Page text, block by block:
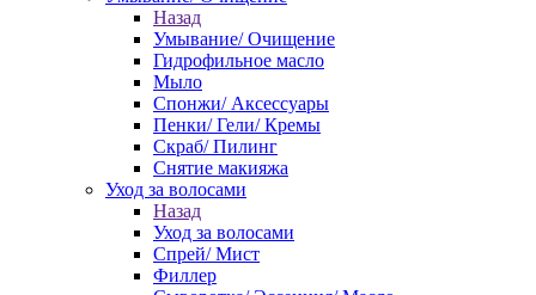
Назад
Умывание/ Очищение
Гидрофильное масло
Мыло
Спонжи/ Аксессуары
Пенки/ Гели/ Кремы
Скраб/ Пилинг
Снятие макияжа
Уход за волосами
Назад
Уход за волосами
Спрей/ Мист
Филлер